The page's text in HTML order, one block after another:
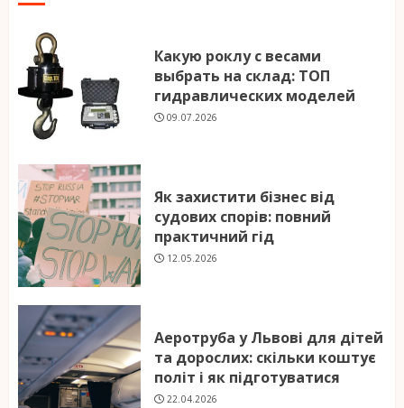
Какую роклу с весами
выбрать на склад: ТОП
гидравлических моделей
09.07.2026
Як захистити бізнес від
судових спорів: повний
практичний гід
12.05.2026
Аеротруба у Львові для дітей
та дорослих: скільки коштує
політ і як підготуватися
22.04.2026